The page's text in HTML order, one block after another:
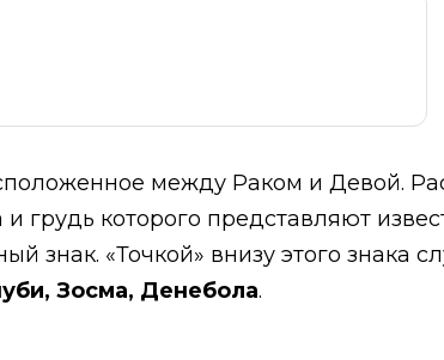
между Раком и Девой.
грудь которого представляют
знак. «Точкой» внизу этого знака
Зосма, Денебола.